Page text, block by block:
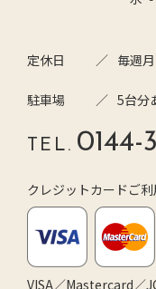
定休日 毎週
駐車場 5台分
TEL. 0144-
クレジットカードご利
VISA／Mastercard／